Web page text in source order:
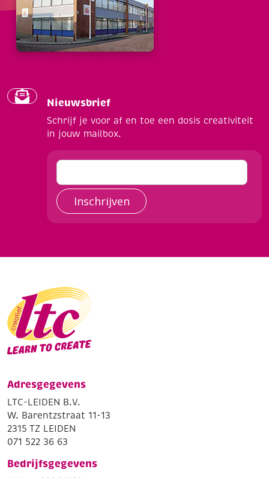
Nieuwsbrief
Schrijf je voor af en toe een dosis creativiteit
in jouw mailbox.
Inschrijven
Adresgegevens
LTC-LEIDEN B.V.
W. Barentzstraat 11-13
2315 TZ LEIDEN
071 522 36 63
Bedrijfsgegevens